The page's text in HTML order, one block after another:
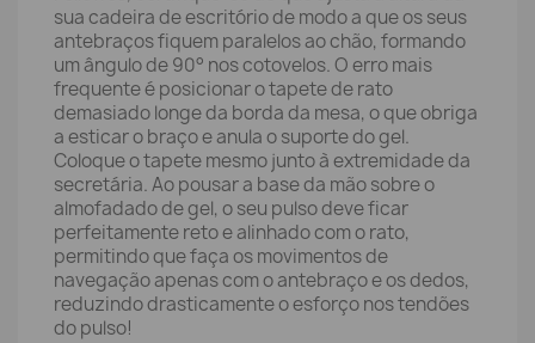
sua cadeira de escritório de modo a que os seus
antebraços fiquem paralelos ao chão, formando
um ângulo de 90° nos cotovelos. O erro mais
frequente é posicionar o tapete de rato
demasiado longe da borda da mesa, o que obriga
a esticar o braço e anula o suporte do gel.
Coloque o tapete mesmo junto à extremidade da
secretária. Ao pousar a base da mão sobre o
almofadado de gel, o seu pulso deve ficar
perfeitamente reto e alinhado com o rato,
permitindo que faça os movimentos de
navegação apenas com o antebraço e os dedos,
reduzindo drasticamente o esforço nos tendões
do pulso!